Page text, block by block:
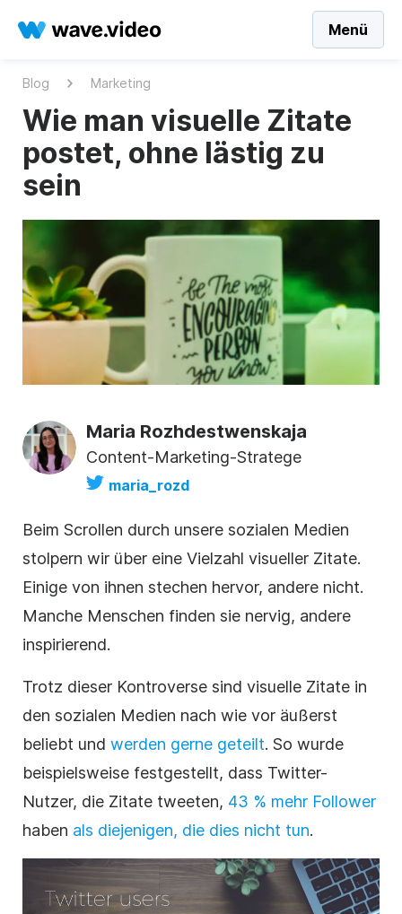
Menü
Blog Marketing
Wie man visuelle Zitate
postet, ohne lästig zu
sein
Maria Rozhdestwenskaja
Content-Marketing-Stratege
maria_rozd
Beim Scrollen durch unsere sozialen Medien
stolpern wir über eine Vielzahl visueller Zitate.
Einige von ihnen stechen hervor, andere nicht.
Manche Menschen finden sie nervig, andere
inspirierend.
Trotz dieser Kontroverse sind visuelle Zitate in
den sozialen Medien nach wie vor äußerst
beliebt und werden gerne geteilt. So wurde
beispielsweise festgestellt, dass Twitter-
Nutzer, die Zitate tweeten, 43 % mehr Follower
haben als diejenigen, die dies nicht tun.